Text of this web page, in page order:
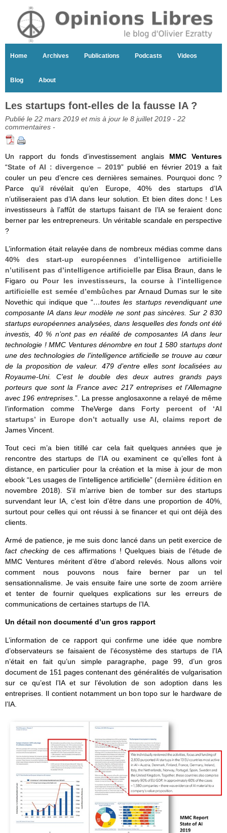
Home Archives Publications Podcasts Videos
Blog About
Les startups font-elles de la fausse IA ?
Publié le 22 mars 2019 et mis à jour le 8 juillet 2019 - 22
commentaires -
Un rapport du fonds d’investissement anglais MMC Ventures
“State of AI : divergence – 2019” publié en février 2019 a fait
couler un peu d’encre ces dernières semaines. Pourquoi donc ?
Parce qu’il révélait qu’en Europe, 40% des startups d’IA
n’utiliseraient pas d’IA dans leur solution. Et bien dites donc ! Les
investisseurs à l’affût de startups faisant de l’IA se feraient donc
berner par les entrepreneurs. Un véritable scandale en perspective
?
L’information était relayée dans de nombreux médias comme dans
40% des start-up européennes d’intelligence artificielle
n’utilisent pas d’intelligence artificiellepar Elisa Braun, dans le
Figaro ou Pour les investisseurs, la course à l’intelligence
artificielle est semée d’embûches par Arnaud Dumas sur le site
Novethic qui indique que “…toutes les startups revendiquant une
composante IA dans leur modèle ne sont pas sincères. Sur 2 830
startups européennes analysées, dans lesquelles des fonds ont été
investis, 40 % n’ont pas en réalité de composantes IA dans leur
technologie ! MMC Ventures dénombre en tout 1 580 startups dont
une des technologies de l’intelligence artificielle se trouve au cœur
de la proposition de valeur. 479 d’entre elles sont localisées au
Royaume-Uni. C’est le double des deux autres grands pays
porteurs que sont la France avec 217 entreprises et l’Allemagne
avec 196 entreprises. ”. La presse anglosaxonne a relayé de même
l’information comme TheVerge dans Forty percent of ‘AI
startups’ in Europe don’t actually use AI, claims reportde
James Vincent.
Tout ceci m’a bien titillé car cela fait quelques années que je
rencontre des startups de l’IA ou examinent ce qu’elles font à
distance, en particulier pour la création et la mise à jour de mon
ebook “Les usages de l’intelligence artificielle” (dernière édition en
novembre 2018). S’il m’arrive bien de tomber sur des startups
survendant leur IA, c’est loin d’être dans une proportion de 40%,
surtout pour celles qui ont réussi à se financer et qui ont déjà des
clients.
Armé de patience, je me suis donc lancé dans un petit exercice de
fact checkingde ces affirmations ! Quelques biais de l’étude de
MMC Ventures méritent d’être d’abord relevés. Nous allons voir
comment nous pouvons nous faire berner par un tel
sensationnalisme. Je vais ensuite faire une sorte de zoom arrière
et tenter de fournir quelques explications sur les erreurs de
communications de certaines startups de l’IA.
Un détail non documenté d’un gros rapport
L’information de ce rapport qui confirme une idée que nombre
d’observateurs se faisaient de l’écosystème des startups de l’IA
n’était en fait qu’un simple paragraphe, page 99, d’un gros
document de 151 pages contenant des généralités de vulgarisation
sur ce qu’est l’IA et sur l’évolution de son adoption dans les
entreprises. Il contient notamment un bon topo sur le hardware de
l’IA.